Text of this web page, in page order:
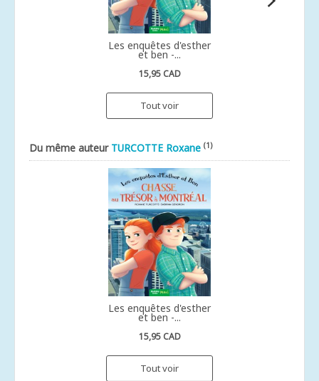
Les enquêtes d'esther
et ben -...
15,95 CAD
Tout voir
Du même auteur TURCOTTE Roxane (1)
Les enquêtes d'esther
et ben -...
15,95 CAD
Tout voir